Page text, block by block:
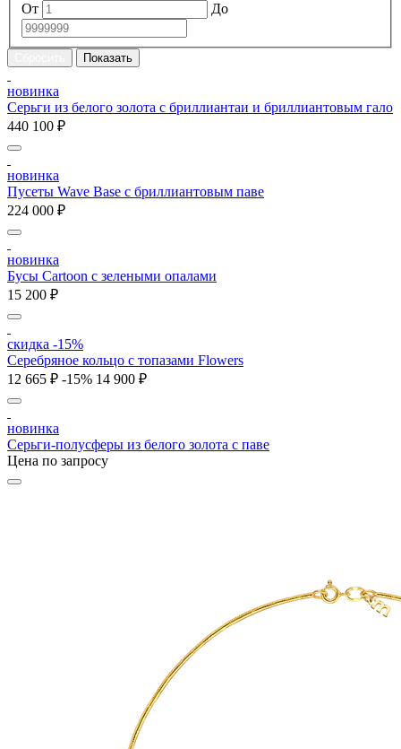
От
До
новинка
Серьги из белого золота с бриллиантаи и бриллиантовым гало
440 100 ₽
новинка
Пусеты Wave Base с бриллиантовым паве
224 000 ₽
новинка
Бусы Cartoon с зелеными опалами
15 200 ₽
скидка -15%
Серебряное кольцо с топазами Flowers
12 665 ₽ -15% 14 900 ₽
новинка
Серьги-полусферы из белого золота с паве
Цена по запросу